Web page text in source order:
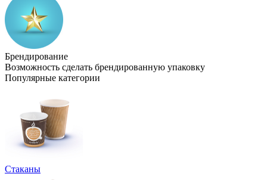
Брендирование
Возможность сделать брендированную упаковку
Популярные категории
Стаканы